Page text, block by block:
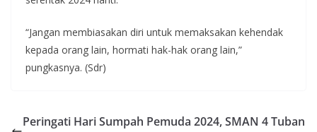
“Jangan membiasakan diri untuk memaksakan kehendak
kepada orang lain, hormati hak-hak orang lain,”
pungkasnya. (Sdr)
Peringati Hari Sumpah Pemuda 2024, SMAN 4 Tuban